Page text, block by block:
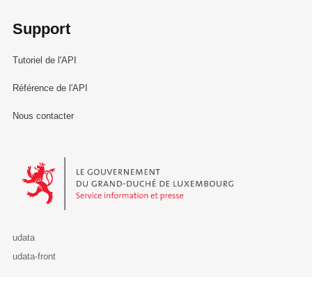
Support
Tutoriel de l'API
Référence de l'API
Nous contacter
Le Gouvernement du Grand-Duché de Luxembourg - Service
udata
udata-front